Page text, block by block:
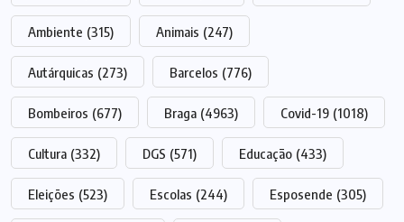
Ambiente (315) Animais (247)
Autárquicas (273) Barcelos (776)
Bombeiros (677) Braga (4963) Covid-19 (1018)
Cultura (332) DGS (571) Educação (433)
Eleições (523) Escolas (244) Esposende (305)